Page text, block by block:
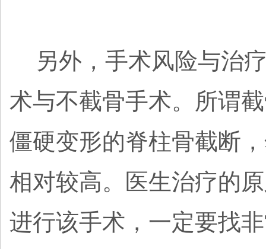
另外，手术风险与治
术与不截骨手术。所谓
僵硬变形的脊柱骨截断
相对较高。医生治疗的
进行该手术，一定要找